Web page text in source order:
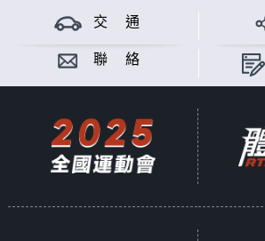
交 通
聯 絡